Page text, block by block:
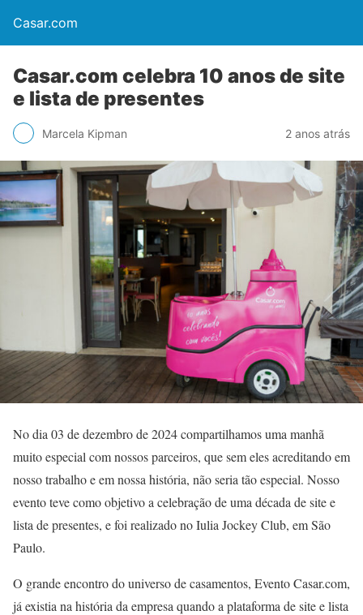
Casar.com
Casar.com celebra 10 anos de site
e lista de presentes
Marcela Kipman 2 anos atrás
No dia 03 de dezembro de 2024 compartilhamos uma manhã
muito especial com nossos parceiros, que sem eles acreditando em
nosso trabalho e em nossa história, não seria tão especial. Nosso
evento teve como objetivo a celebração de uma década de site e
lista de presentes, e foi realizado no Iulia Jockey Club, em São
Paulo.
O grande encontro do universo de casamentos, Evento Casar.com,
já existia na história da empresa quando a plataforma de site e lista